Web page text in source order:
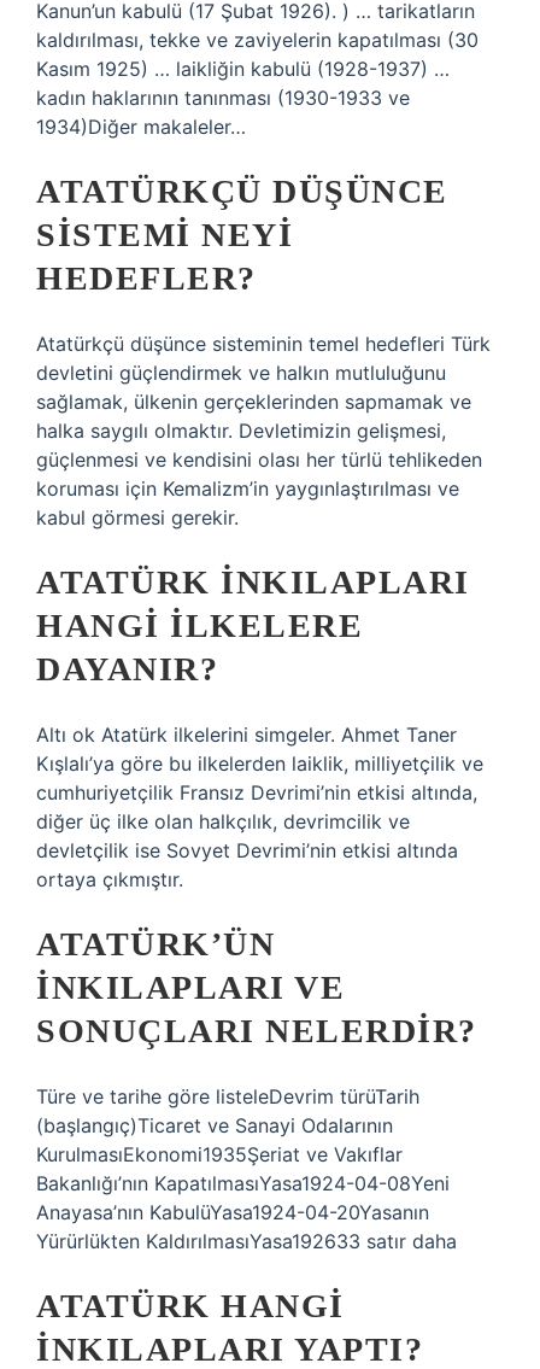
Kanun’un kabulü (17 Şubat 1926). ) … tarikatların
kaldırılması, tekke ve zaviyelerin kapatılması (30
Kasım 1925) … laikliğin kabulü (1928-1937) …
kadın haklarının tanınması (1930-1933 ve
1934)Diğer makaleler…
ATATÜRKÇÜ DÜŞÜNCE
SISTEMI NEYI
HEDEFLER?
Atatürkçü düşünce sisteminin temel hedefleri Türk
devletini güçlendirmek ve halkın mutluluğunu
sağlamak, ülkenin gerçeklerinden sapmamak ve
halka saygılı olmaktır. Devletimizin gelişmesi,
güçlenmesi ve kendisini olası her türlü tehlikeden
koruması için Kemalizm’in yaygınlaştırılması ve
kabul görmesi gerekir.
ATATÜRK INKILAPLARI
HANGI ILKELERE
DAYANIR?
Altı ok Atatürk ilkelerini simgeler. Ahmet Taner
Kışlalı’ya göre bu ilkelerden laiklik, milliyetçilik ve
cumhuriyetçilik Fransız Devrimi’nin etkisi altında,
diğer üç ilke olan halkçılık, devrimcilik ve
devletçilik ise Sovyet Devrimi’nin etkisi altında
ortaya çıkmıştır.
ATATÜRK’ÜN
INKILAPLARI VE
SONUÇLARI NELERDIR?
Türe ve tarihe göre listeleDevrim türüTarih
(başlangıç)Ticaret ve Sanayi Odalarının
KurulmasıEkonomi1935Şeriat ve Vakıflar
Bakanlığı’nın KapatılmasıYasa1924-04-08Yeni
Anayasa’nın KabulüYasa1924-04-20Yasanın
Yürürlükten KaldırılmasıYasa192633 satır daha
ATATÜRK HANGI
INKILAPLARI YAPTI?